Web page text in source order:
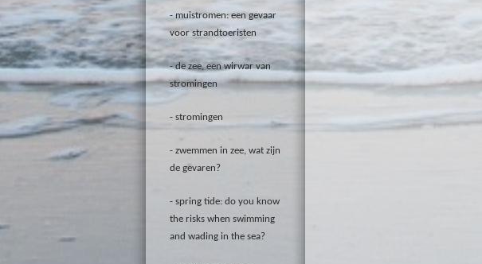
muistromen: een gevaar
voor strandtoeristen
de zee, een wirwar van
stromingen
stromingen
zwemmen in zee, wat zijn
de gevaren?
spring tide: do you know
the risks when swimming
and wading in the sea?